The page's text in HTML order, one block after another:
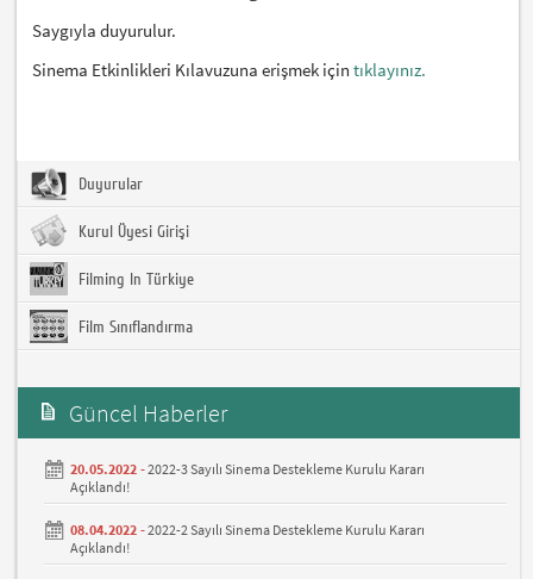
Saygıyla duyurulur.
Sinema Etkinlikleri Kılavuzuna erişmek içintıklayınız.
Duyurular
Kurul Üyesi Girişi
Filming In Türkiye
Film Sınıflandırma
Güncel Haberler
20.05.2022 -2022-3 Sayılı Sinema Destekleme Kurulu Kararı
Açıklandı!
08.04.2022 -2022-2 Sayılı Sinema Destekleme Kurulu Kararı
Açıklandı!